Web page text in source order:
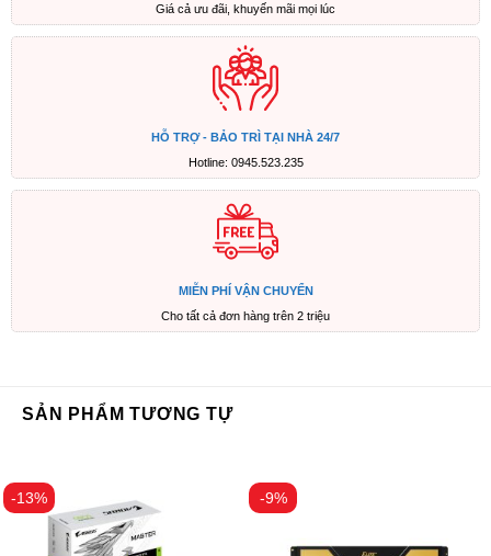
Giá cả ưu đãi, khuyến mãi mọi lúc
HỖ TRỢ - BẢO TRÌ TẠI NHÀ 24/7
Hotline: 0945.523.235
MIỄN PHÍ VẬN CHUYỂN
Cho tất cả đơn hàng trên 2 triệu
SẢN PHẨM TƯƠNG TỰ
-13% -9%